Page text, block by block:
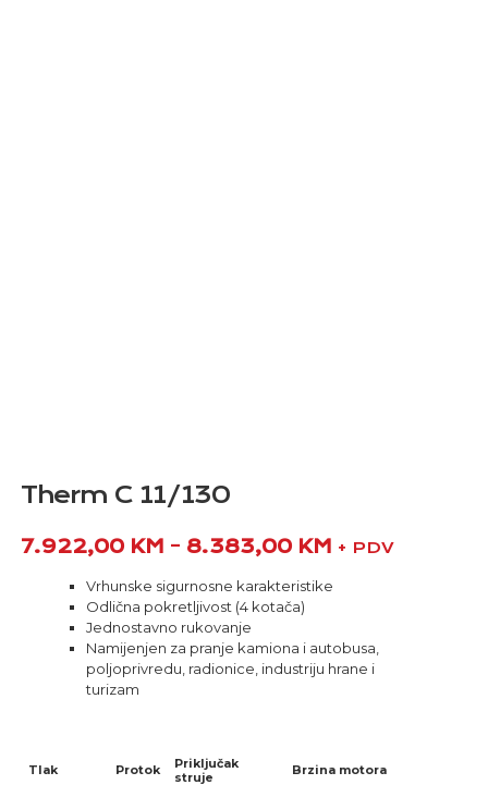
Therm C 11/130
7.922,00 KM – 8.383,00 KM + PDV
Vrhunske sigurnosne karakteristike
Odlična pokretljivost (4 kotača)
Jednostavno rukovanje
Namijenjen za pranje kamiona i autobusa,
poljoprivredu, radionice, industriju hrane i
turizam
Tlak Protok
Priključak
struje
Brzina motora